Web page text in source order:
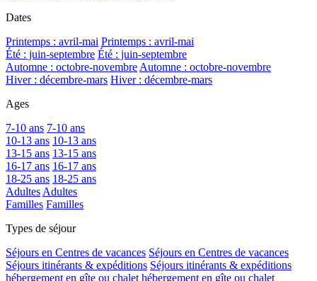
Dates
Printemps : avril-mai Printemps : avril-mai
Été : juin-septembre Été : juin-septembre
Automne : octobre-novembre Automne : octobre-novembre
Hiver : décembre-mars Hiver : décembre-mars
Ages
7-10 ans 7-10 ans
10-13 ans 10-13 ans
13-15 ans 13-15 ans
16-17 ans 16-17 ans
18-25 ans 18-25 ans
Adultes Adultes
Familles Familles
Types de séjour
Séjours en Centres de vacances Séjours en Centres de vacances
Séjours itinérants & expéditions Séjours itinérants & expéditions
hébergement en gîte ou chalet hébergement en gîte ou chalet